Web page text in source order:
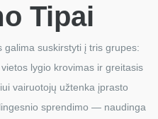
Tipai
suskirstyti į tris grupes:
lygio krovimas ir greitasis
vairuotojų užtenka įprasto
sprendimo — naudinga